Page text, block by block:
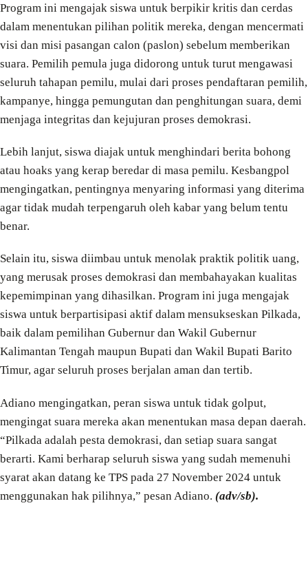
Program ini mengajak siswa untuk berpikir kritis dan cerdas
dalam menentukan pilihan politik mereka, dengan mencermati
visi dan misi pasangan calon (paslon) sebelum memberikan
suara. Pemilih pemula juga didorong untuk turut mengawasi
seluruh tahapan pemilu, mulai dari proses pendaftaran pemilih,
kampanye, hingga pemungutan dan penghitungan suara, demi
menjaga integritas dan kejujuran proses demokrasi.
Lebih lanjut, siswa diajak untuk menghindari berita bohong
atau hoaks yang kerap beredar di masa pemilu. Kesbangpol
mengingatkan, pentingnya menyaring informasi yang diterima
agar tidak mudah terpengaruh oleh kabar yang belum tentu
benar.
Selain itu, siswa diimbau untuk menolak praktik politik uang,
yang merusak proses demokrasi dan membahayakan kualitas
kepemimpinan yang dihasilkan. Program ini juga mengajak
siswa untuk berpartisipasi aktif dalam mensukseskan Pilkada,
baik dalam pemilihan Gubernur dan Wakil Gubernur
Kalimantan Tengah maupun Bupati dan Wakil Bupati Barito
Timur, agar seluruh proses berjalan aman dan tertib.
Adiano mengingatkan, peran siswa untuk tidak golput,
mengingat suara mereka akan menentukan masa depan daerah.
“Pilkada adalah pesta demokrasi, dan setiap suara sangat
berarti. Kami berharap seluruh siswa yang sudah memenuhi
syarat akan datang ke TPS pada 27 November 2024 untuk
menggunakan hak pilihnya,” pesan Adiano. (adv/sb).